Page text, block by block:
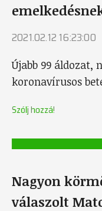
2021.02.12 16:23:00
Újabb 99 áldozat,
koronavírusos
Szólj hozzá!
Nagyon
válaszolt